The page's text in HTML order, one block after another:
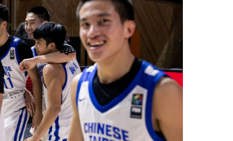
Max中壢籃球聯盟
ELITE週日籃球聯盟-中壢場